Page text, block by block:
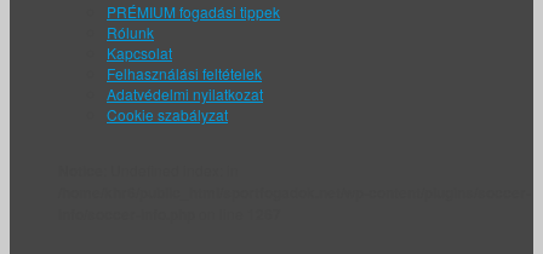
PRÉMIUM fogadási tippek
Rólunk
Kapcsolat
Felhasználási feltételek
Adatvédelmi nyilatkozat
Cookie szabályzat